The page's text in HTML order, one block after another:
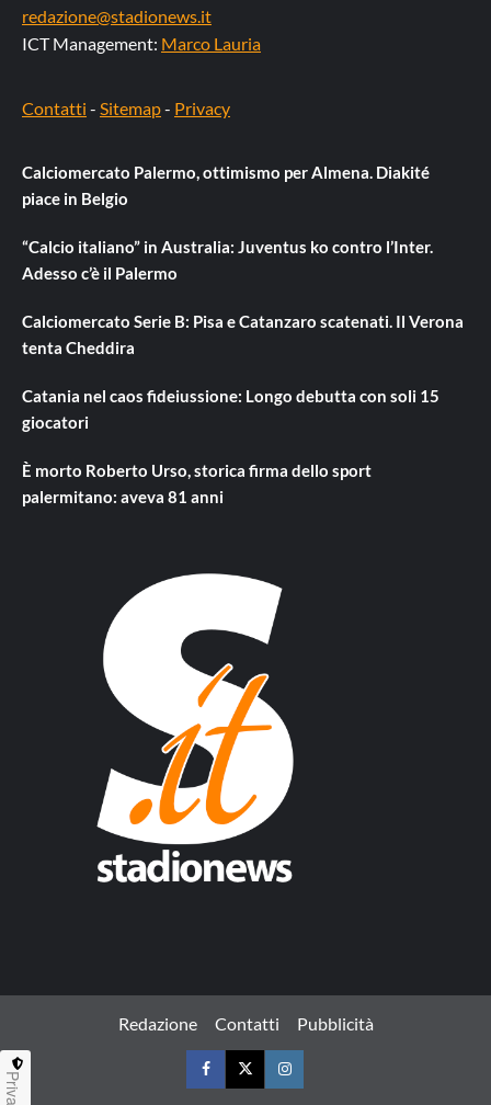
redazione@stadionews.it
ICT Management: Marco Lauria
Contatti - Sitemap- Privacy
Calciomercato Palermo, ottimismo per Almena. Diakité
piace in Belgio
“Calcio italiano” in Australia: Juventus ko contro l’Inter.
Adesso c’è il Palermo
Calciomercato Serie B: Pisa e Catanzaro scatenati. Il Verona
tenta Cheddira
Catania nel caos fideiussione: Longo debutta con soli 15
giocatori
È morto Roberto Urso, storica firma dello sport
palermitano: aveva 81 anni
Redazione Contatti Pubblicità
FacebookTwitterInstagram